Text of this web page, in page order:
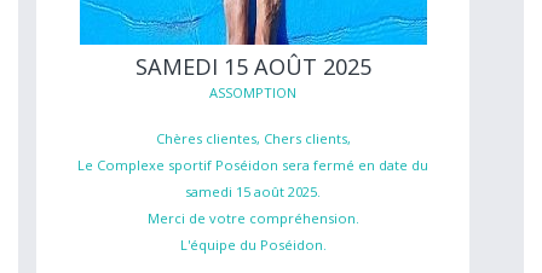
SAMEDI 15 AOÛT 2025
ASSOMPTION
Chères clientes, Chers clients,
Le Complexe sportif Poséidon sera fermé en date du
samedi 15 août 2025.
Merci de votre compréhension.
L'équipe du Poséidon.